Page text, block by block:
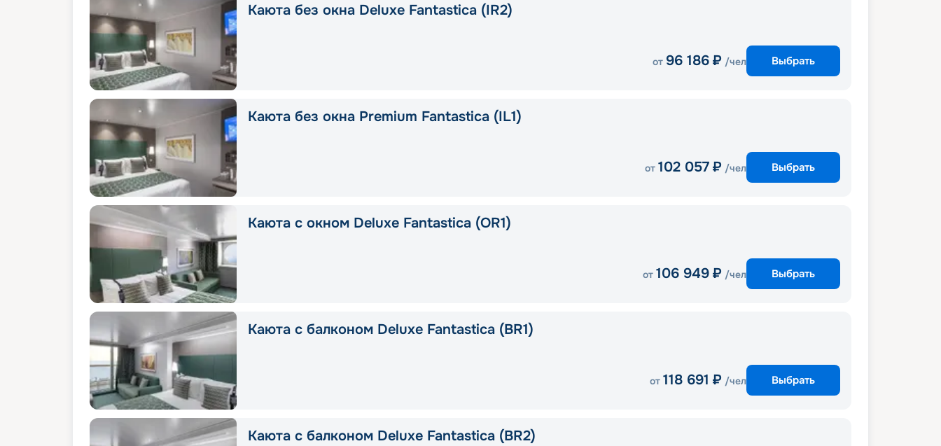
Каюта без окна Deluxe Fantastica (IR2)
от 96 186 ₽ /чел Выбрать
Каюта без окна Premium Fantastica (IL1)
от 102 057 ₽ /чел Выбрать
Каюта с окном Deluxe Fantastica (OR1)
от 106 949 ₽ /чел Выбрать
Каюта с балконом Deluxe Fantastica (BR1)
от 118 691 ₽ /чел Выбрать
Каюта с балконом Deluxe Fantastica (BR2)